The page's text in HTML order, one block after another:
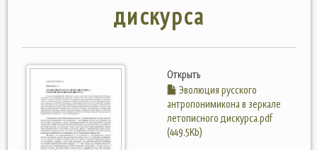
дискурса
Открыть
Эволюция русского
антропонимикона в зеркале
летописного дискурса.pdf
(449.5Kb)